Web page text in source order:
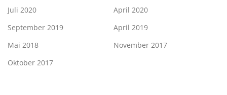
Juli 2020
April 2020
September 2019
April 2019
Mai 2018
November 2017
Oktober 2017